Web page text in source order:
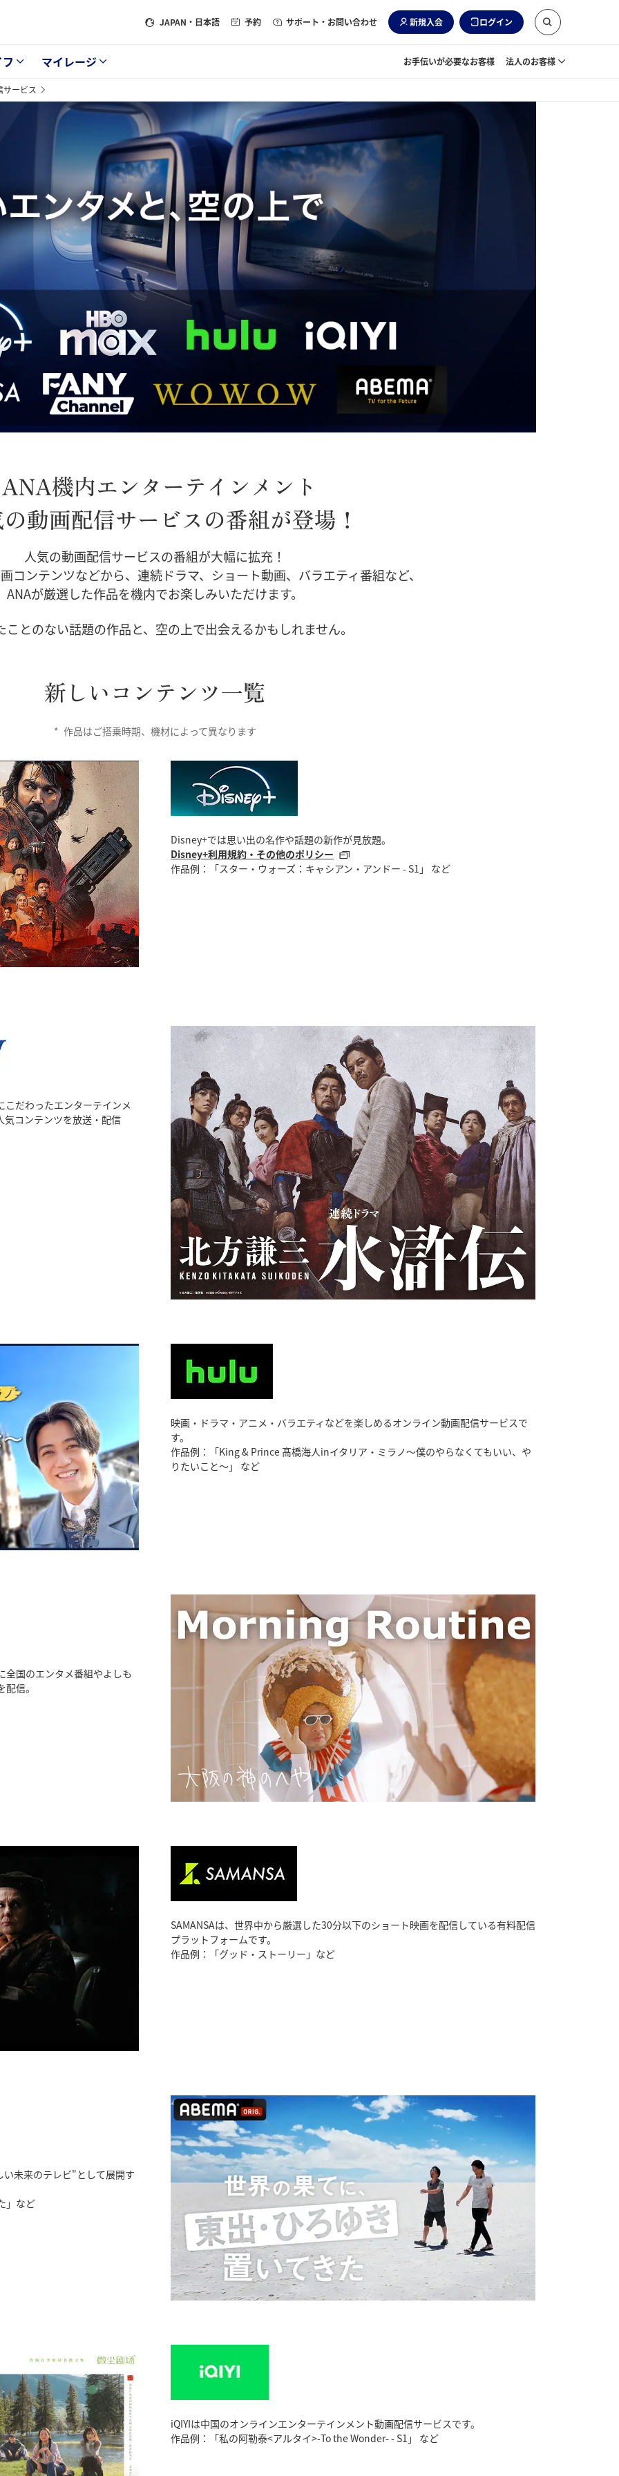
JAPAN ・日本語 予約 サポート・お問い合わせ 新規入会 ログイン
マイレージ お手伝いが必要なお客様 法人のお客様
ービス
人気の動画配信サービスの番組が大幅に拡充！
コンテンツなどから、連続ドラマ、ショート動画、バラエティ番組など、
ANAが厳選した作品を機内でお楽しみいただけます。
ことのない話題の作品と、空の上で出会えるかもしれません。
* 作品はご搭乗時期、機材によって異なります
Disney+では思い出の名作や話題の新作が見放題。
Disney+利用規約・その他のポリシー
作品例：「スター・ウォーズ：キャシアン・アンドー - S1」 など
だわったエンターテインメ
気コンテンツを放送・配信
映画・ドラマ・アニメ・バラエティなどを楽しめるオンライン動画配信サービスで
す。
作品例：「King & Prince 髙橋海人inイタリア・ミラノ〜僕のやらなくてもいい、や
りたいこと〜」 など
全国のエンタメ番組やよしも
信。
SAMANSAは、世界中から厳選した30分以下のショート映画を配信している有料配信
プラットフォームです。
作品例：「グッド・ストーリー」など
未来のテレビ"として展開す
」など
iQIYIは中国のオンラインエンターテインメント動画配信サービスです。
作品例：「私の阿勒泰<アルタイ>-To the Wonder- - S1」 など